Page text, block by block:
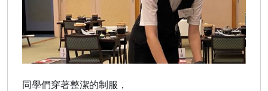
同學們穿著整潔的制服，